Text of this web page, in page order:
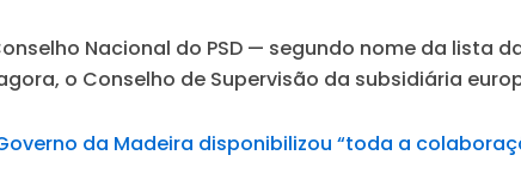
Nacional do PSD — segundo nome da lista
o Conselho de Supervisão da subsidiária
da Madeira disponibilizou “toda a